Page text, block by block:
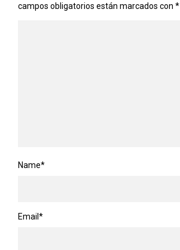
campos obligatorios están marcados con *
Name*
Email*